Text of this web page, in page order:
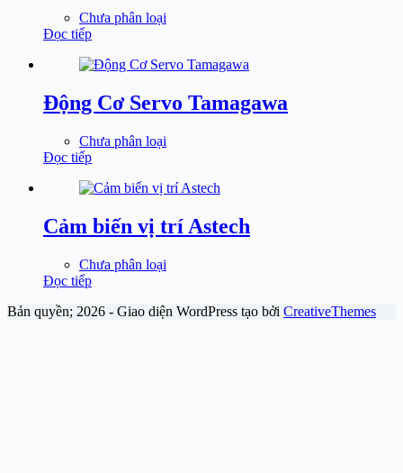
Chưa phân loại
Đọc tiếp
Động Cơ Servo Tamagawa
Chưa phân loại
Đọc tiếp
Cảm biến vị trí Astech
Chưa phân loại
Đọc tiếp
Bản quyền; 2026 - Giao diện WordPress tạo bởi CreativeThemes